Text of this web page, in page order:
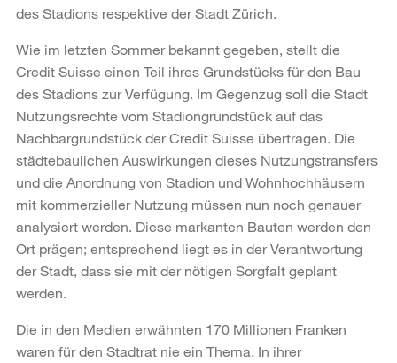
des Stadions respektive der Stadt Zürich.
Wie im letzten Sommer bekannt gegeben, stellt die
Credit Suisse einen Teil ihres Grundstücks für den Bau
des Stadions zur Verfügung. Im Gegenzug soll die Stadt
Nutzungsrechte vom Stadiongrundstück auf das
Nachbargrundstück der Credit Suisse übertragen. Die
städtebaulichen Auswirkungen dieses Nutzungstransfers
und die Anordnung von Stadion und Wohnhochhäusern
mit kommerzieller Nutzung müssen nun noch genauer
analysiert werden. Diese markanten Bauten werden den
Ort prägen; entsprechend liegt es in der Verantwortung
der Stadt, dass sie mit der nötigen Sorgfalt geplant
werden.
Die in den Medien erwähnten 170 Millionen Franken
waren für den Stadtrat nie ein Thema. In ihrer